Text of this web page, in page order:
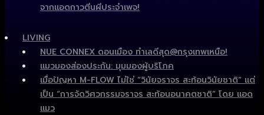
จากแอดกาวตีนผีประจำเพจ!
LIVING
NUE CONNEX ดอนเมือง ทำเลดีสุด@กรุงเทพเหนือ!
แมวมองส่องประกัน: มุมมองผู้บริโภค
เมื่อปัญหา M-FLOW ไม่ใช่ “วินัยจราจร สะท้อนวินัยชาติ” แต่
เป็น “การจัดวิศวกรรมจราจร สะท้อนอนาคตชาติ” โดย แอด
แมว